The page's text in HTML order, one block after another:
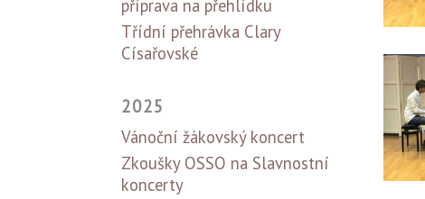
příprava na přehlídku
Třídní přehrávka Clary
Císařovské
2025
Vánoční žákovský koncert
Zkoušky OSSO na Slavnostní
koncerty